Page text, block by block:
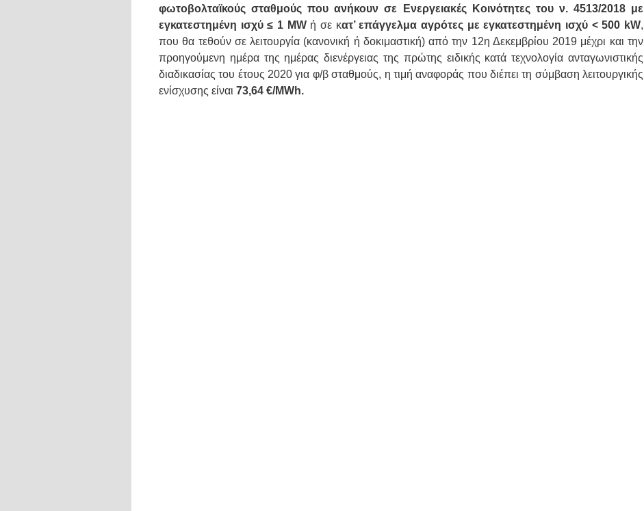
φωτοβολταϊκούς σταθμούς που ανήκουν σε Ενεργειακές Κοινότητες του ν. 4513/2018 με
εγκατεστημένη ισχύ ≤ 1 MW ή σε κατ’ επάγγελμα αγρότες με εγκατεστημένη ισχύ < 500 kW,
που θα τεθούν σε λειτουργία (κανονική ή δοκιμαστική) από την 12η Δεκεμβρίου 2019 μέχρι και την
προηγούμενη ημέρα της ημέρας διενέργειας της πρώτης ειδικής κατά τεχνολογία ανταγωνιστικής
διαδικασίας του έτους 2020 για φ/β σταθμούς, η τιμή αναφοράς που διέπει τη σύμβαση λειτουργικής
ενίσχυσης είναι 73,64 €/MWh.